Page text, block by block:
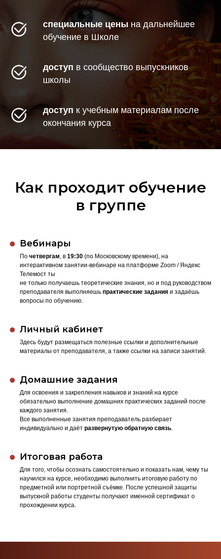
специальные цены на дальнейшее
обучение в Школе
доступ в сообщество выпускников
школы
доступ к учебным материалам после
окончания курса
Как проходит обучение
в группе
Вебинары
По четвергам , в 19:30 (по Московскому времени), на
интерактивном занятии-вебинаре на платформе Zoom / Яндекс
Телемост ты
не только получаешь теоретические знания, но и под руководством
преподавателя выполняешь практические задания и задаёшь
вопросы по обучению.
Личный кабинет
Здесь будут размещаться полезные ссылки и дополнительные
материалы от преподавателя, а также ссылки на записи занятий.
Домашние задания
Для освоения и закрепления навыков и знаний на курсе
обязательно выполнение домашних практических заданий после
каждого занятия.
Все выполненные занятия преподаватель разбирает
индивидуально и даёт развернутую обратную связь
Итоговая работа
Для того, чтобы осознать самостоятельно и показать нам, чему ты
научился на курсе, необходимо выполнить итоговую работу по
предметной или портретной съёмке. После успешной защиты
выпускной работы студенты получают именной сертификат о
прохождении курса.